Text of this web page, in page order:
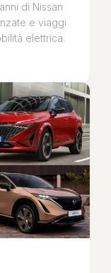
di Nissan
e viaggi
elettrica.